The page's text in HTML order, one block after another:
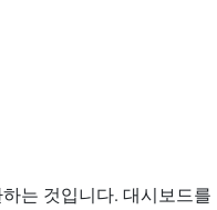
는 것입니다. 대시보드를